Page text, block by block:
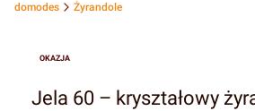
domodes Żyrandole
OKAZJA
Jela 60 – kryształowy